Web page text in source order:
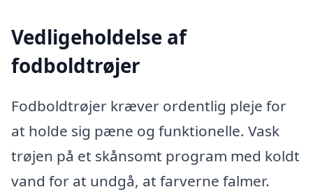
Vedligeholdelse af
fodboldtrøjer
Fodboldtrøjer kræver ordentlig pleje for
at holde sig pæne og funktionelle. Vask
trøjen på et skånsomt program med koldt
vand for at undgå, at farverne falmer.